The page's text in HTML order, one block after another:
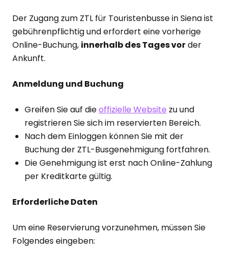
Der Zugang zum ZTL für Touristenbusse in Siena ist
gebührenpflichtig und erfordert eine vorherige
Online-Buchung, innerhalb des Tages vorder
Ankunft.
Anmeldung und Buchung
Greifen Sie auf dieoffizielle Website zu und
registrieren Sie sich im reservierten Bereich.
Nach dem Einloggen können Sie mit der
Buchung der ZTL-Busgenehmigung fortfahren.
Die Genehmigung ist erst nach Online-Zahlung
per Kreditkarte gültig.
Erforderliche Daten
Um eine Reservierung vorzunehmen, müssen Sie
Folgendes eingeben: